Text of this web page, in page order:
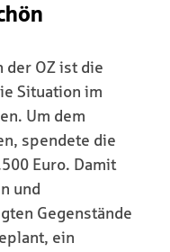
der OZ ist die
Situation im
Um dem
spendete die
Euro. Damit
und
Gegenstände
ein